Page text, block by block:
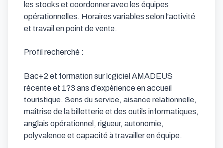
les stocks et coordonner avec les équipes
opérationnelles. Horaires variables selon l'activité
et travail en point de vente.
Profil recherché :
Bac+2 et formation sur logiciel AMADEUS
récente et 1?3 ans d'expérience en accueil
touristique. Sens du service, aisance relationnelle,
maîtrise de la billetterie et des outils informatiques,
anglais opérationnel, rigueur, autonomie,
polyvalence et capacité à travailler en équipe.